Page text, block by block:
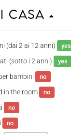
casa
(dai 2 ai 12 anni) yes
(sotto i 2 anni) yes
bambini no
in the room no
no
no